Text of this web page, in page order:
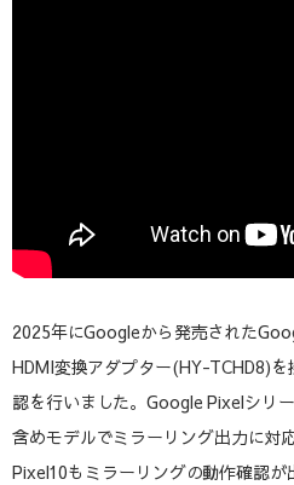
2025年にGoogleから発売された
HDMI変換アダプター(HY-TCHD8)
認を行いました。Google Pixelシリ
含めモデルでミラーリング出力に対
Pixel10もミラーリングの動作確認が